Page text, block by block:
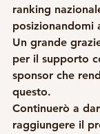
ranking
posizionandomi
Un grande
per il supporto
sponsor che
questo.
Continuerò a
raggiungere il